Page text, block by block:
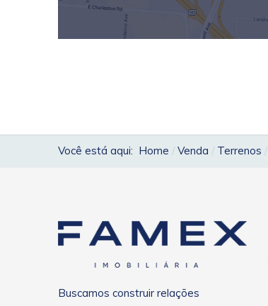
Você está aqui: Home Venda Terrenos
Buscamos construir relações